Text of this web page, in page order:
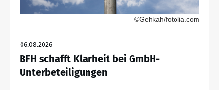
©Gehkah/fotolia.com
06.08.2026
BFH schafft Klarheit bei GmbH-
Unterbeteiligungen